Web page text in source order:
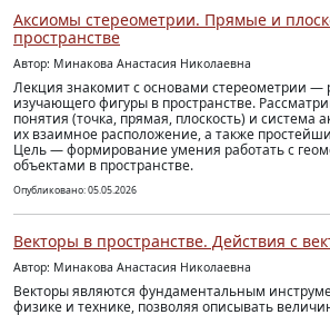
Аксиомы стереометрии. Прямые и
пространстве
Автор: Минакова Анастасия Николаевна
Лекция знакомит с основами стереометрии —
изучающего фигуры в пространстве.
понятия (точка, прямая, плоскость) и
их взаимное расположение, а также
Цель — формирование умения работать с
объектами в пространстве.
Опубликовано: 05.05.2026
Векторы в пространстве. Действия с
Автор: Минакова Анастасия Николаевна
Векторы являются фундаментальным
физике и технике, позволяя описывать